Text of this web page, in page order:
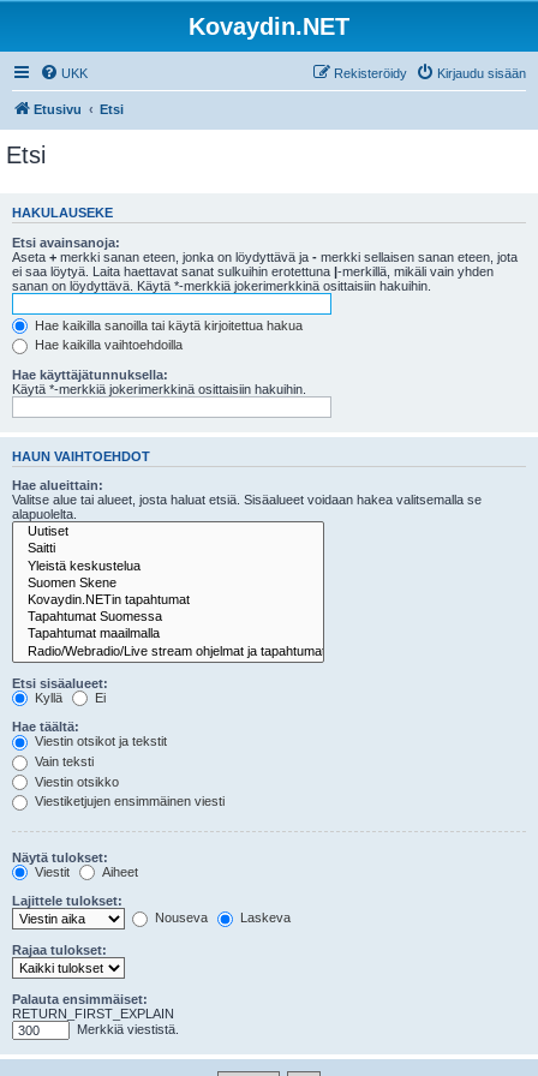
Kovaydin.NET
UKK Kirjaudu sisään
Rekisteröidy
Etusivu Etsi
Etsi
HAKULAUSEKE
Etsi avainsanoja:
Aseta + merkki sanan eteen, jonka on löydyttävä ja - merkki sellaisen sanan eteen, jota
ei saa löytyä. Laita haettavat sanat sulkuihin erotettuna |-merkillä, mikäli vain yhden
sanan on löydyttävä. Käytä *-merkkiä jokerimerkkinä osittaisiin hakuihin.
Hae kaikilla sanoilla tai käytä kirjoitettua hakua
Hae kaikilla vaihtoehdoilla
Hae käyttäjätunnuksella:
Käytä *-merkkiä jokerimerkkinä osittaisiin hakuihin.
HAUN VAIHTOEHDOT
Hae alueittain:
Valitse alue tai alueet, josta haluat etsiä. Sisäalueet voidaan hakea valitsemalla se
alapuolelta.
Etsi sisäalueet:
Kyllä
Ei
Hae täältä:
Viestin otsikot ja tekstit
Vain teksti
Viestin otsikko
Viestiketjujen ensimmäinen viesti
Näytä tulokset:
Viestit
Aiheet
Lajittele tulokset:
Nouseva
Laskeva
Rajaa tulokset:
Palauta ensimmäiset:
RETURN_FIRST_EXPLAIN
Merkkiä viestistä.